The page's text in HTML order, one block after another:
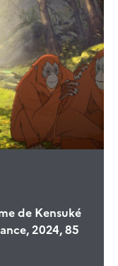
de Kensuké
2024, 85